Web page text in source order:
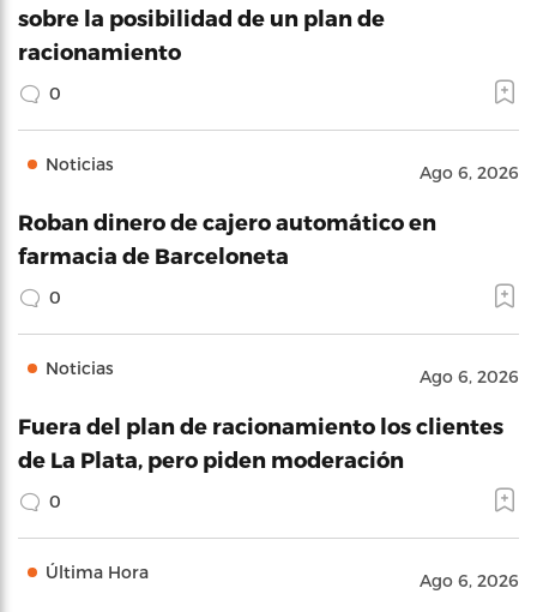
sobre la posibilidad de un plan de
racionamiento
0
Noticias Ago 6, 2026
Roban dinero de cajero automático en
farmacia de Barceloneta
0
Noticias Ago 6, 2026
Fuera del plan de racionamiento los clientes
de La Plata, pero piden moderación
0
Última Hora Ago 6, 2026